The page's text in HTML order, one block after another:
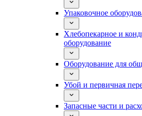
Упаковочное
Хлебопекарное и
оборудование
Оборудование для
Убой и первичная
Запасные части и